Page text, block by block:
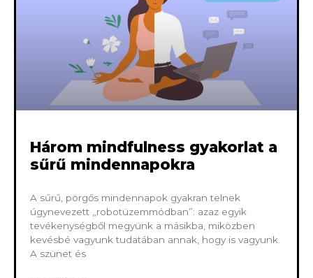
Három mindfulness gyakorlat a
sűrű mindennapokra
A sűrű, pörgős mindennapok gyakran telnek
úgynevezett „robotüzemmódban”: azaz egyik
tevékenységből megyünk a másikba, miközben
kevésbé vagyunk tudatában annak, hogy is vagyunk.
A szünet és